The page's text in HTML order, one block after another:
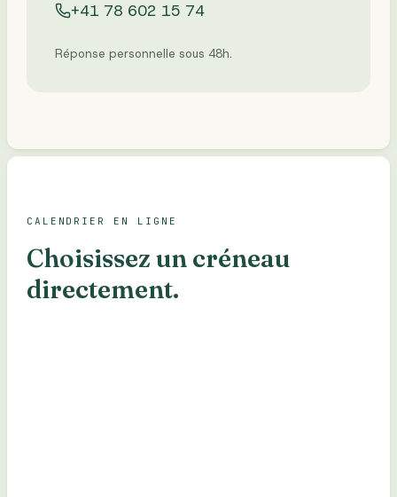
+41 78 602 15 74
Réponse personnelle sous 48h.
CALENDRIER EN LIGNE
Choisissez un créneau
directement.